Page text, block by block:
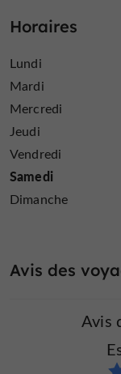
Horaires
Lundi
Mardi
Mercredi
Jeudi
Vendredi
Samedi
Dimanche
Avis des
Avis